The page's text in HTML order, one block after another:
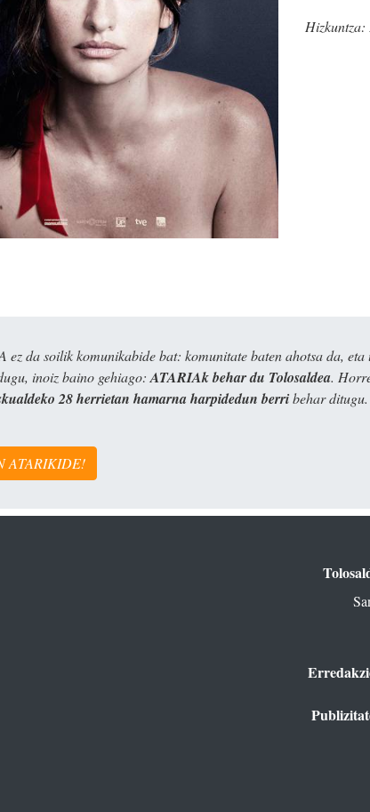
Hizkuntza:
ez da soilik komunikabide bat: komunitate baten ahotsa da,
inoiz baino gehiago:ATARIAk behar du Tolosaldea.
28 herrietan hamarna harpidedun berribehar ditugu.
ATARIKIDE!